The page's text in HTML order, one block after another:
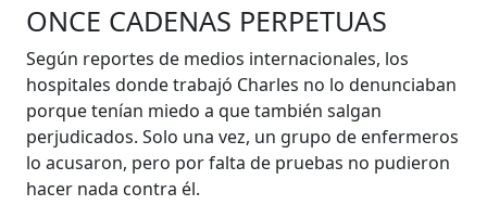
ONCE CADENAS PERPETUAS
Según reportes de medios internacionales, los
hospitales donde trabajó Charles no lo denunciaban
porque tenían miedo a que también salgan
perjudicados. Solo una vez, un grupo de enfermeros
lo acusaron, pero por falta de pruebas no pudieron
hacer nada contra él.